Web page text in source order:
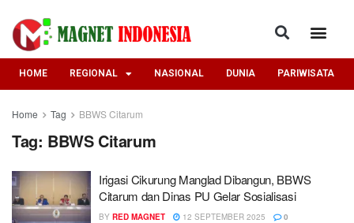
HOME REGIONAL NASIONAL DUNIA PARIWISATA
Home Tag BBWS Citarum
Tag: BBWS Citarum
Irigasi Cikurung Manglad Dibangun, BBWS
Citarum dan Dinas PU Gelar Sosialisasi
BY RED MAGNET 12 SEPTEMBER 2025 0